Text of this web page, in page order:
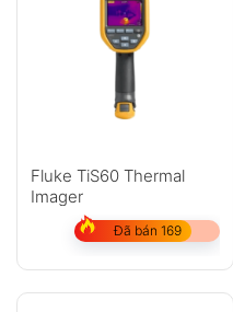
Fluke TiS60 Thermal
Imager
Đã bán 169